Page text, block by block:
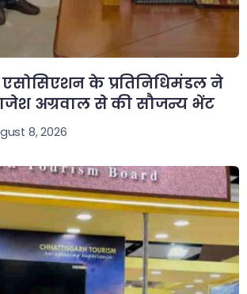
के प्रतिनिधिमंडल ने
अग्रवाल से की सौजन्य भेंट
8, 2026